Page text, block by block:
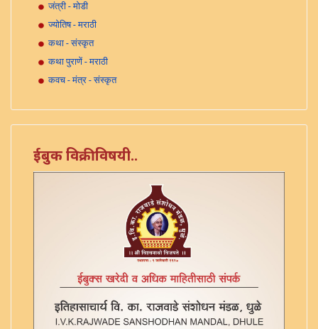
जंत्री - मोडी
ज्योतिष - मराठी
कथा - संस्कृत
कथा पुराणें - मराठी
कवच - मंत्र - संस्कृत
महात्म्य - मराठी
महात्म्य - संस्कृत
पत्रे - मोडी
पत्रे - फारसी - मराठी - मोडी
प्रयोग - संस्कृत
ईबुक विक्रीविषयी..